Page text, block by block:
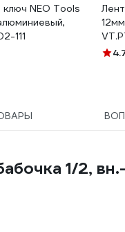
NEO Tools
111
1/2,